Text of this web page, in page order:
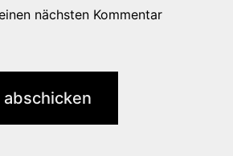
nächsten Kommentar